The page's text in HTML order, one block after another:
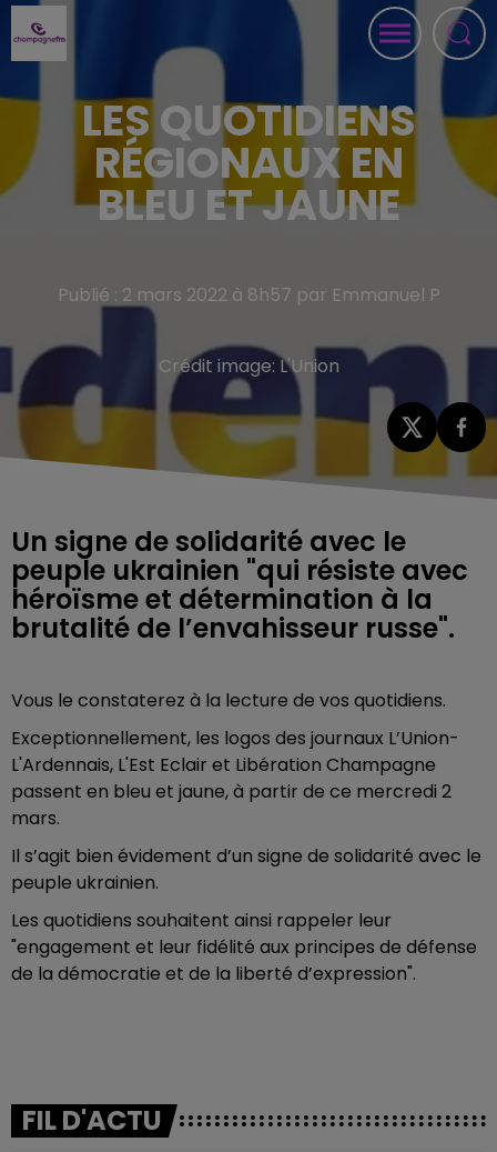
LES QUOTIDIENS
RÉGIONAUX EN
BLEU ET JAUNE
Publié : 2 mars 2022 à 8h57 par Emmanuel P
Crédit image: L'Union
Un signe de solidarité avec le
peuple ukrainien "qui résiste avec
héroïsme et détermination à la
brutalité de l’envahisseur russe".
Vous le constaterez à la lecture de vos quotidiens.
Exceptionnellement, les logos des journaux L’Union-
L'Ardennais, L'Est Eclair et Libération Champagne
passent en bleu et jaune, à partir de ce mercredi 2
mars.
Il s’agit bien évidement d’un signe de solidarité avec le
peuple ukrainien.
Les quotidiens souhaitent ainsi rappeler leur
"engagement et leur fidélité aux principes de défense
de la démocratie et de la liberté d’expression".
FIL D'ACTU